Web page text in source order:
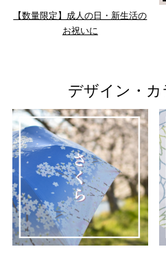
【数量限定】成人の日・新生活の
お祝いに
デザイン・カ